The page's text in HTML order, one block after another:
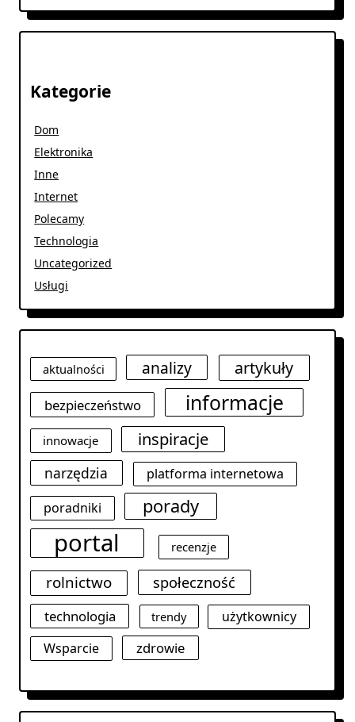
Kategorie
Dom
Elektronika
Inne
Internet
Polecamy
Technologia
Uncategorized
Usługi
aktualności analizy artykuły
bezpieczeństwo informacje
innowacje inspiracje
narzędzia
platforma internetowa
poradniki
porady
portal recenzje
rolnictwo społeczność
technologia trendy
użytkownicy
Wsparcie
zdrowie